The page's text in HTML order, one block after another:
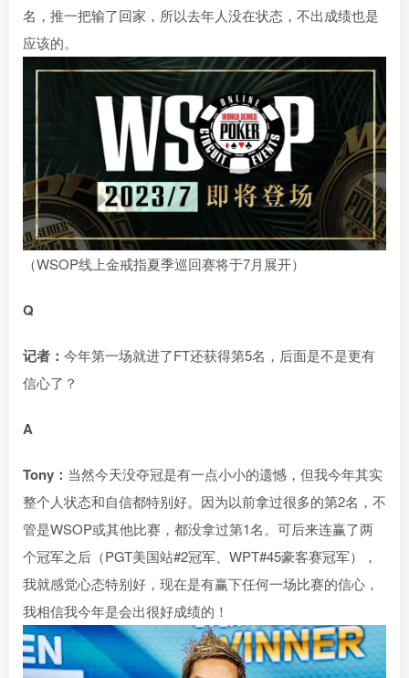
名，推一把输了回家，所以去年人没在状态，不出成绩也是
应该的。
（WSOP线上金戒指夏季巡回赛将于7月展开）
Q
记者： 今年第一场就进了FT还获得第5名，后面是不是更有
信心了？
A
Tony： 当然今天没夺冠是有一点小小的遗憾，但我今年其实
整个人状态和自信都特别好。因为以前拿过很多的第2名，不
管是WSOP或其他比赛，都没拿过第1名。可后来连赢了两
个冠军之后（PGT美国站#2冠军、WPT#45豪客赛冠军），
我就感觉心态特别好，现在是有赢下任何一场比赛的信心，
我相信我今年是会出很好成绩的！